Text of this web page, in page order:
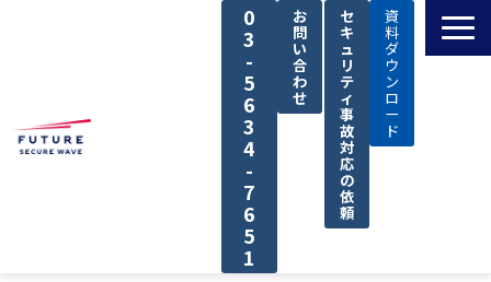
0
3
-
5
6
3
4
-
7
6
5
1
お
問
い
合
わ
せ
セ
キ
ュ
リ
テ
ィ
事
故
対
応
の
依
頼
資
料
ダ
ウ
ン
ロ
ー
ド